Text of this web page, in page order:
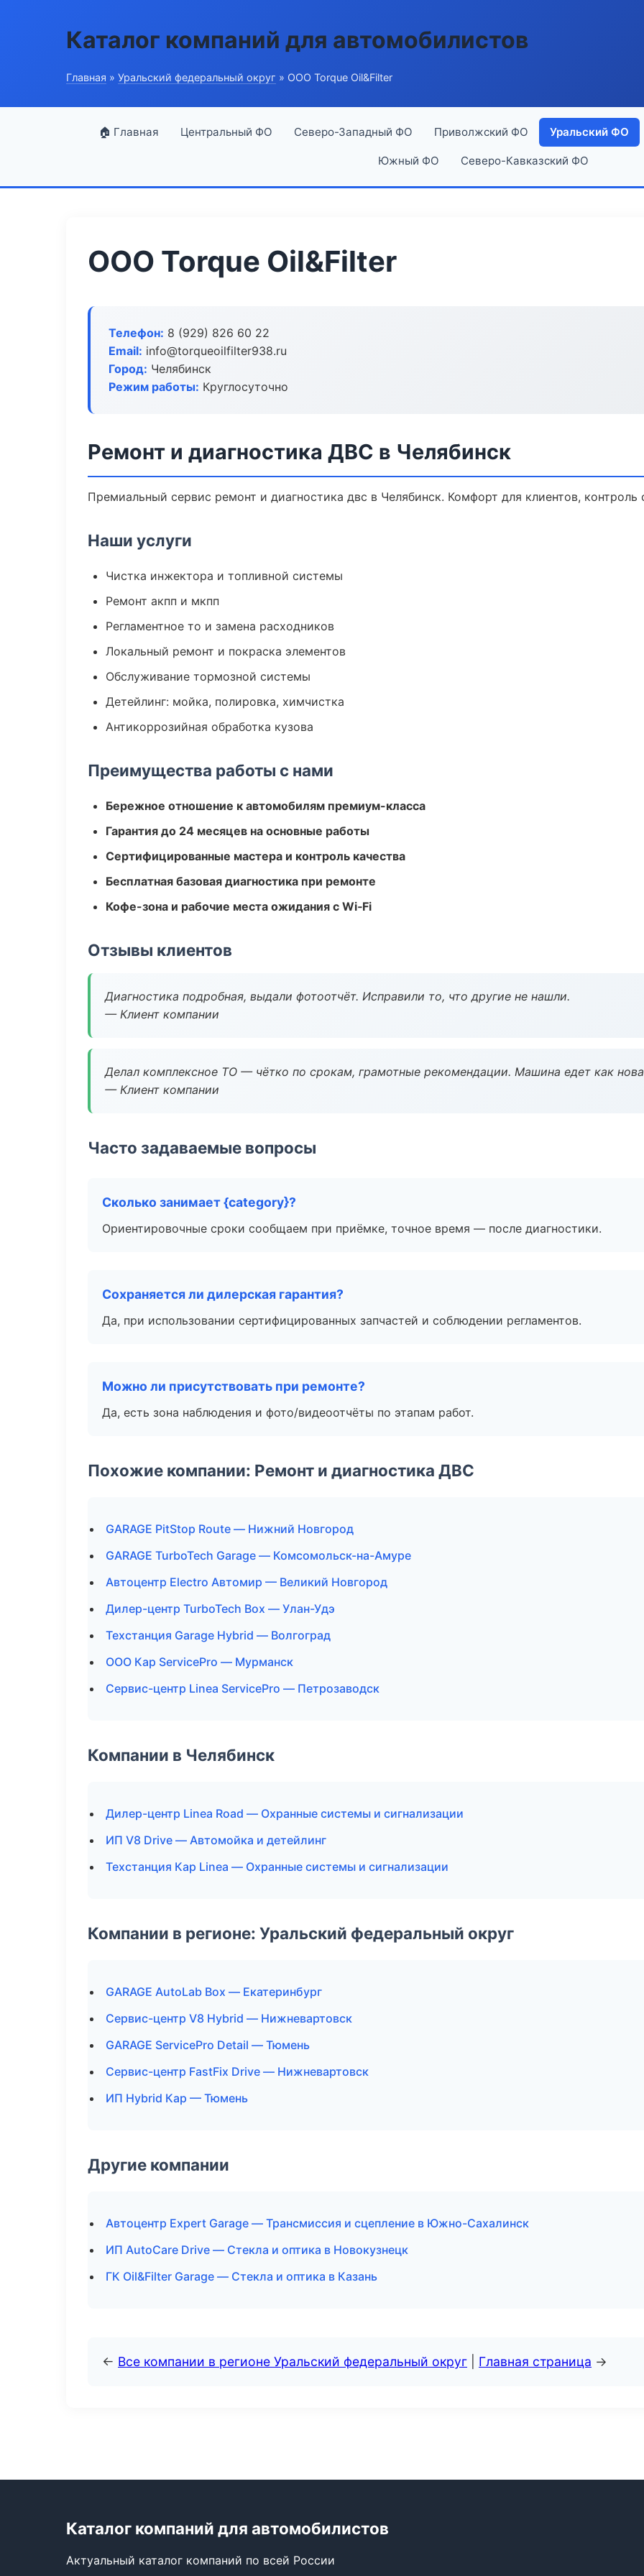
Каталог компаний для автомобилистов
Главная » Уральский федеральный округ » ООО Torque Oil&Filter
🏠 Главная Центральный ФО Северо-Западный ФО Приволжский ФО Уральский ФО
Южный ФО Северо-Кавказский ФО
ООО Torque Oil&Filter
Телефон: 8 (929) 826 60 22
Email: info@torqueoilfilter938.ru
Город: Челябинск
Режим работы: Круглосуточно
Ремонт и диагностика ДВС в Челябинск
Премиальный сервис ремонт и диагностика двс в Челябинск. Комфорт для клиентов,
Наши услуги
Чистка инжектора и топливной системы
Ремонт акпп и мкпп
Регламентное то и замена расходников
Локальный ремонт и покраска элементов
Обслуживание тормозной системы
Детейлинг: мойка, полировка, химчистка
Антикоррозийная обработка кузова
Преимущества работы с нами
Бережное отношение к автомобилям премиум-класса
Гарантия до 24 месяцев на основные работы
Сертифицированные мастера и контроль качества
Бесплатная базовая диагностика при ремонте
Кофе-зона и рабочие места ожидания с Wi‑Fi
Отзывы клиентов
Диагностика подробная, выдали фотоотчёт. Исправили то, что другие не нашли.
— Клиент компании
Делал комплексное ТО — чётко по срокам, грамотные рекомендации. Машина едет как
— Клиент компании
Часто задаваемые вопросы
Сколько занимает {category}?
Ориентировочные сроки сообщаем при приёмке, точное время — после диагностики.
Сохраняется ли дилерская гарантия?
Да, при использовании сертифицированных запчастей и соблюдении регламентов.
Можно ли присутствовать при ремонте?
Да, есть зона наблюдения и фото/видеоотчёты по этапам работ.
Похожие компании: Ремонт и диагностика ДВС
GARAGE PitStop Route — Нижний Новгород
GARAGE TurboTech Garage — Комсомольск-на-Амуре
Автоцентр Electro Автомир — Великий Новгород
Дилер-центр TurboTech Box — Улан-Удэ
Техстанция Garage Hybrid — Волгоград
ООО Кар ServicePro — Мурманск
Сервис-центр Linea ServicePro — Петрозаводск
Компании в Челябинск
Дилер-центр Linea Road — Охранные системы и сигнализации
ИП V8 Drive — Автомойка и детейлинг
Техстанция Кар Linea — Охранные системы и сигнализации
Компании в регионе: Уральский федеральный округ
GARAGE AutoLab Box — Екатеринбург
Сервис-центр V8 Hybrid — Нижневартовск
GARAGE ServicePro Detail — Тюмень
Сервис-центр FastFix Drive — Нижневартовск
ИП Hybrid Кар — Тюмень
Другие компании
Автоцентр Expert Garage — Трансмиссия и сцепление в Южно-Сахалинск
ИП AutoCare Drive — Стекла и оптика в Новокузнецк
ГК Oil&Filter Garage — Стекла и оптика в Казань
← Все компании в регионе Уральский федеральный округ Главная страница →
Каталог компаний для автомобилистов
Актуальный каталог компаний по всей России